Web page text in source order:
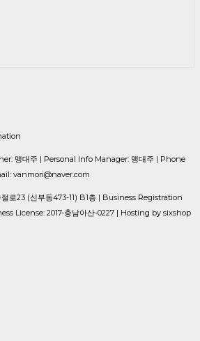
맹대주 | Personal Info Manager: 맹대주 | Phone
vanmori@naver.com
로23 (신부동473-11) B1층 | Business Registration
License: 2017-충남아산-0227 | Hosting by sixshop